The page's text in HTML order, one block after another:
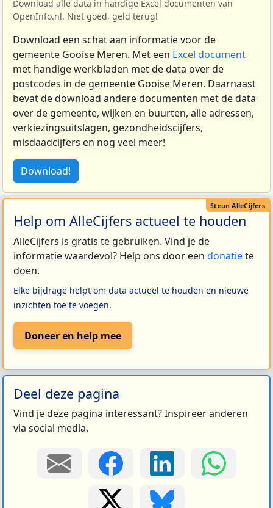
Download alle data in handige Excel documenten van
OpenInfo.nl. Niet goed, geld terug!
Download een schat aan informatie voor de
gemeente Gooise Meren. Met een Excel document
met handige werkbladen met de data over de
postcodes in de gemeente Gooise Meren. Daarnaast
bevat de download andere documenten met de data
over de gemeente, wijken en buurten, alle adressen,
verkiezingsuitslagen, gezondheidscijfers,
misdaadcijfers en nog veel meer!
Download!
Help om AlleCijfers actueel te houden
AlleCijfers is gratis te gebruiken. Vind je de
informatie waardevol? Help ons door een donatiete
doen.
Elke bijdrage helpt om data actueel te houden en nieuwe
inzichten toe te voegen.
Doneer en help mee
Deel deze pagina
Vind je deze pagina interessant? Inspireer anderen
via social media.